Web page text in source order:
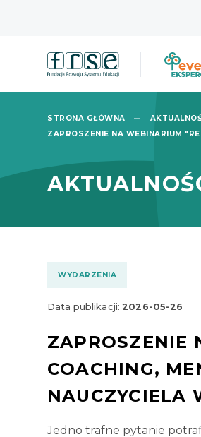
STRONA GŁÓWNA
ZAPROSZENIE NA WEBINARIUM
WYDARZENIA
Data publikacji:2026-05-26
ZAPROSZENIE
COACHING,
NAUCZYCIELA
Jedno trafne pytanie